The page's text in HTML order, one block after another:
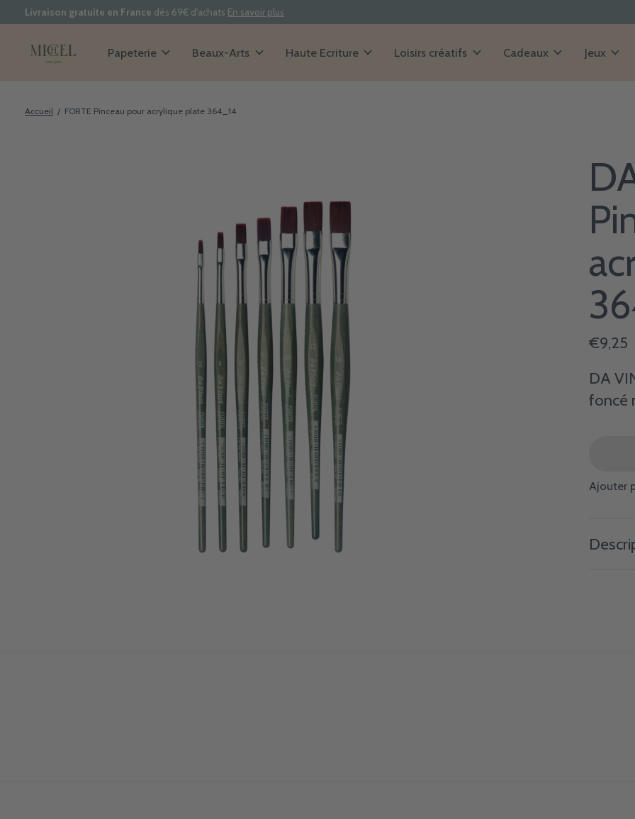
Livraison gratuite en France dès 69€ d'achats En savoir plus
Papeterie Beaux-Arts Haute Ecriture Loisirs créatifs Cadeaux Jeux
Accueil / FORTE Pinceau pour acrylique plate 364_14
€9,25
DA
foncé
Ajouter